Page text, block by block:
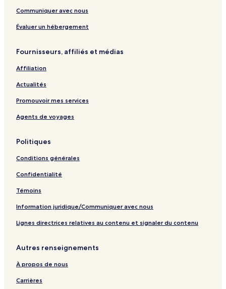
Mielnik – Hôtels
Comté de Kolbuszowa – Hôtels
Communiquer avec nous
Évaluer un hébergement
Fournisseurs, affiliés et médias
Affiliation
Actualités
Promouvoir mes services
Agents de voyages
Politiques
Conditions générales
Confidentialité
Témoins
Information juridique/Communiquer avec nous
Lignes directrices relatives au contenu et signaler du contenu
Autres renseignements
À propos de nous
Carrières